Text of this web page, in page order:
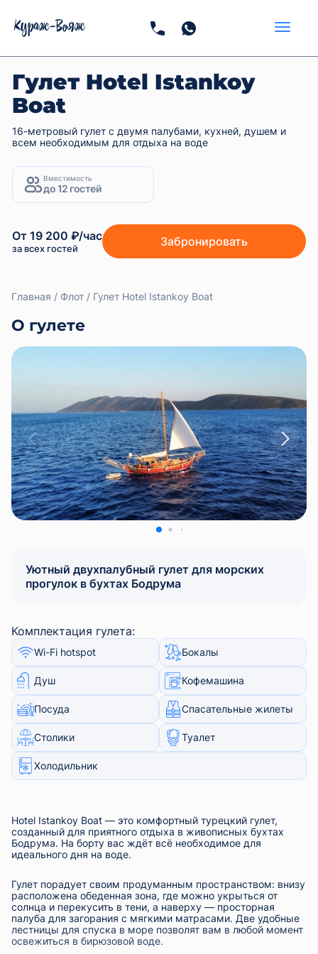
Гулет Hotel Istankoy
Boat
16-метровый гулет с двумя палубами, кухней, душем и
всем необходимым для отдыха на воде
Вместимость
до 12 гостей
От 19 200 ₽/час
за всех гостей Забронировать
Главная Флот Гулет Hotel Istankoy Boat
О гулете
Уютный двухпалубный гулет для морских
прогулок в бухтах Бодрума
Комплектация гулета:
Wi-Fi hotspot Бокалы
Душ Кофемашина
Посуда Спасательные жилеты
Столики Туалет
Холодильник
Hotel Istankoy Boat — это комфортный турецкий гулет,
созданный для приятного отдыха в живописных бухтах
Бодрума. На борту вас ждёт всё необходимое для
идеального дня на воде.
Гулет порадует своим продуманным пространством: внизу
расположена обеденная зона, где можно укрыться от
солнца и перекусить в тени, а наверху — просторная
палуба для загорания с мягкими матрасами. Две удобные
лестницы для спуска в море позволят вам в любой момент
освежиться в бирюзовой воде.